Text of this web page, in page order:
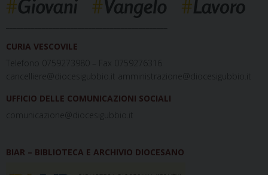
CURIA VESCOVILE
Telefono 0759273980 – Fax 0759276316
cancelliere@diocesigubbio.it amministrazione@diocesigubbio.it
UFFICIO DELLE COMUNICAZIONI SOCIALI
comunicazione@diocesigubbio.it
BIAR – BIBLIOTECA E ARCHIVIO DIOCESANO